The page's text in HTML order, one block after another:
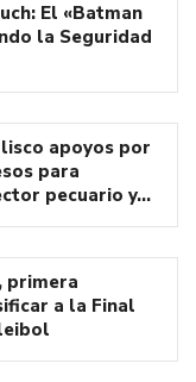
El «Batman
la Seguridad
apoyos por
para
pecuario y…
primera
a la Final